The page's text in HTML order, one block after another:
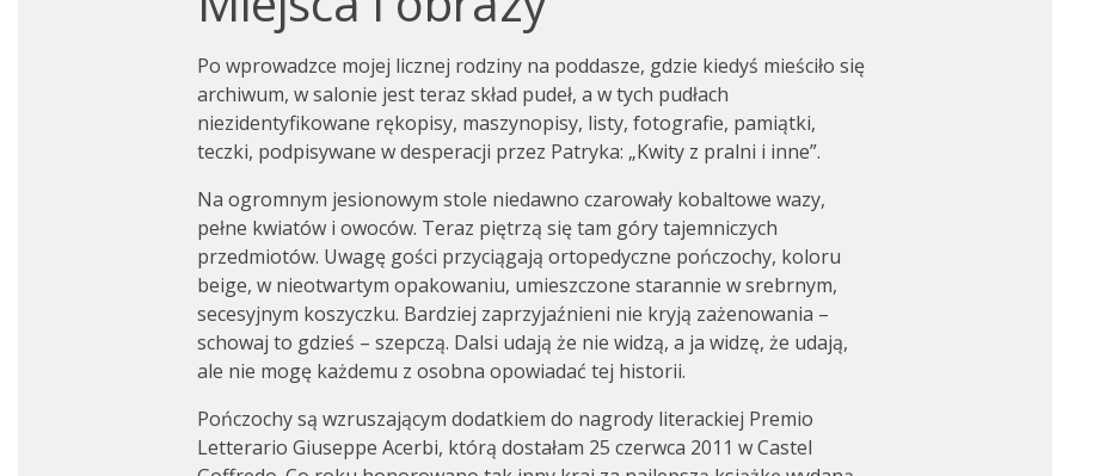
Po wprowadzce mojej licznej rodziny na poddasze, gdzie kiedyś mieściło się
archiwum, w salonie jest teraz skład pudeł, a w tych pudłach
niezidentyfikowane rękopisy, maszynopisy, listy, fotografie, pamiątki,
teczki, podpisywane w desperacji przez Patryka: „Kwity z pralni i inne”.
Na ogromnym jesionowym stole niedawno czarowały kobaltowe wazy,
pełne kwiatów i owoców. Teraz piętrzą się tam góry tajemniczych
przedmiotów. Uwagę gości przyciągają ortopedyczne pończochy, koloru
beige, w nieotwartym opakowaniu, umieszczone starannie w srebrnym,
secesyjnym koszyczku. Bardziej zaprzyjaźnieni nie kryją zażenowania –
schowaj to gdzieś – szepczą. Dalsi udają że nie widzą, a ja widzę, że udają,
ale nie mogę każdemu z osobna opowiadać tej historii.
Pończochy są wzruszającym dodatkiem do nagrody literackiej Premio
Letterario Giuseppe Acerbi, którą dostałam 25 czerwca 2011 w Castel